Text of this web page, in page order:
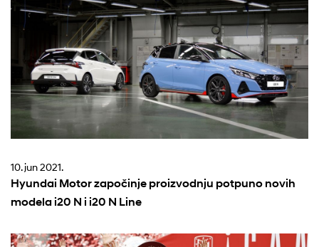
10. jun 2021.
Hyundai Motor započinje proizvodnju potpuno novih
modela i20 N i i20 N Line